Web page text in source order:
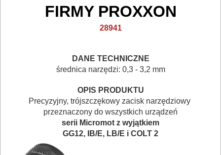
ELEKTRY..
MASZYNKI
BUDOWLANE
MASZYNY
NARZĘDZIA
BRUKARSKIE
FIRMY PROXXON
28941
DANE TECHNICZNE
średnica narzędzi: 0,3 - 3,2 mm
OPIS PRODUKTU
Precyzyjny, trójszczękowy zacisk narzędziowy
przeznaczony do wszystkich urządzeń
serii Micromot z wyjątkiem
GG12, IB/E, LB/E i COLT 2